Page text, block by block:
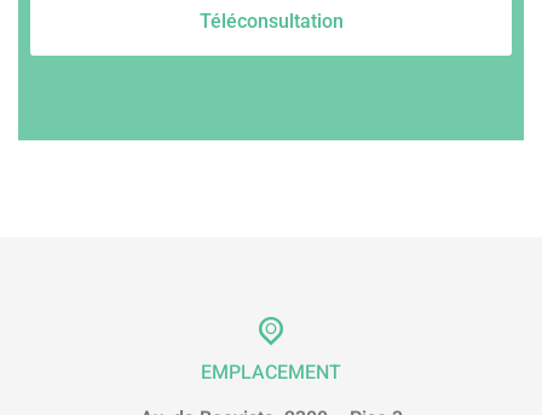
Téléconsultation
EMPLACEMENT